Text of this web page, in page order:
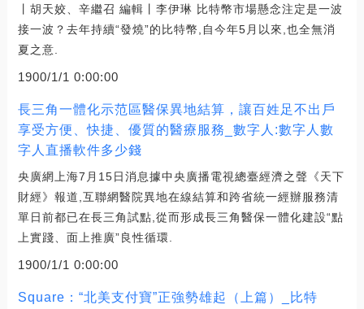
丨胡天姣、辛繼召 編輯丨李伊琳 比特幣市場懸念注定是一波
接一波？去年持續“發燒”的比特幣,自今年5月以來,也全無消
夏之意.
1900/1/1 0:00:00
長三角一體化示范區醫保異地結算，讓百姓足不出戶
享受方便、快捷、優質的醫療服務_數字人:數字人數
字人直播軟件多少錢
央廣網上海7月15日消息據中央廣播電視總臺經濟之聲《天下
財經》報道,互聯網醫院異地在線結算和跨省統一經辦服務清
單日前都已在長三角試點,從而形成長三角醫保一體化建設“點
上實踐、面上推廣”良性循環.
1900/1/1 0:00:00
Square：“北美支付寶”正強勢雄起（上篇）_比特